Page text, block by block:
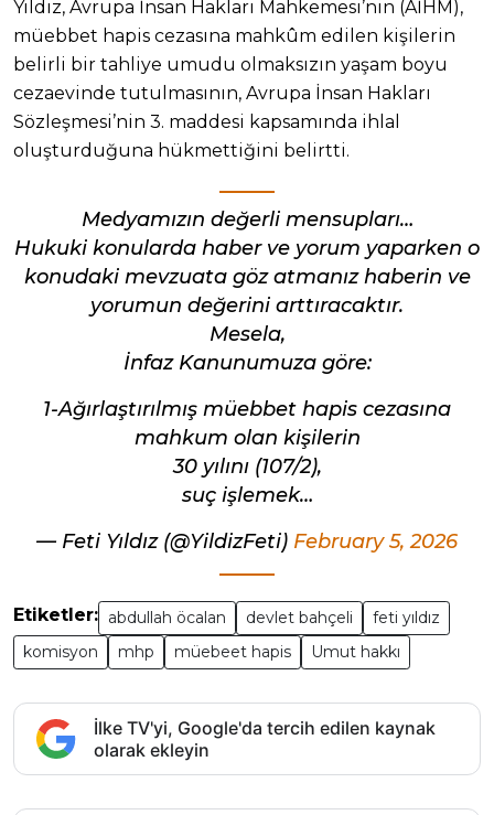
Yıldız, Avrupa İnsan Hakları Mahkemesi’nin (AİHM),
müebbet hapis cezasına mahkûm edilen kişilerin
belirli bir tahliye umudu olmaksızın yaşam boyu
cezaevinde tutulmasının, Avrupa İnsan Hakları
Sözleşmesi’nin 3. maddesi kapsamında ihlal
oluşturduğuna hükmettiğini belirtti.
Medyamızın değerli mensupları…
Hukuki konularda haber ve yorum yaparken o
konudaki mevzuata göz atmanız haberin ve
yorumun değerini arttıracaktır.
Mesela,
İnfaz Kanunumuza göre:
1-Ağırlaştırılmış müebbet hapis cezasına
mahkum olan kişilerin
30 yılını (107/2),
suç işlemek…
— Feti Yıldız (@YildizFeti) February 5, 2026
Etiketler: abdullah öcalan devlet bahçeli
feti yıldız
komisyon
mhp müebeet hapis Umut hakkı
İlke TV'yi, Google'da tercih edilen kaynak
olarak ekleyin